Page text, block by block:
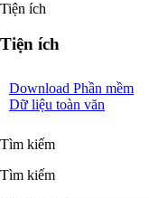
Tiện ích
Tiện ích
Download Phần mềm
Dữ liệu toàn văn
Tìm kiếm
Tìm kiếm